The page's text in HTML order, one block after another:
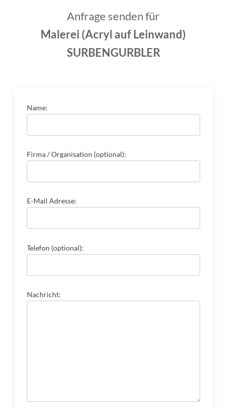
Anfrage senden für
Malerei (Acryl auf Leinwand)
SURBENGURBLER
Name:
Firma / Organisation (optional):
E-Mail Adresse:
Telefon (optional):
Nachricht: